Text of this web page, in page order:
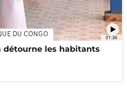
01:34
DU CONGO
détourne les habitants